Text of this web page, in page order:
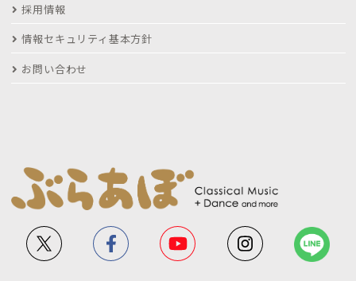
採用情報
情報セキュリティ基本方針
お問い合わせ